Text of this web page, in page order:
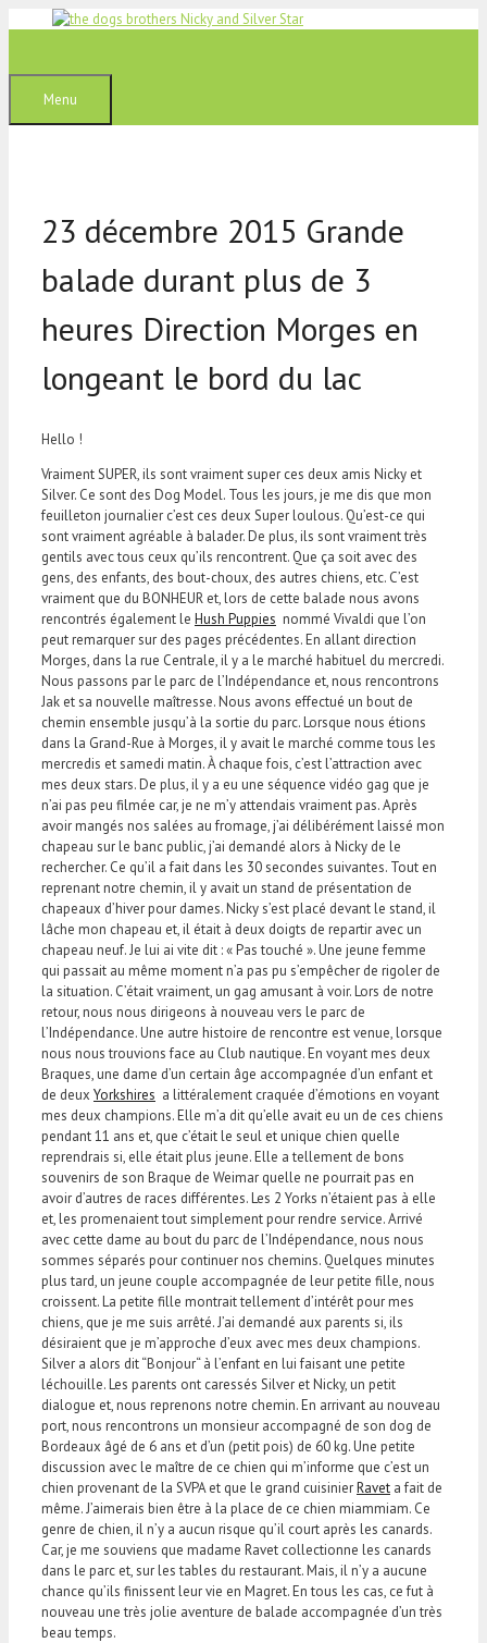
Menu
23 décembre 2015 Grande
balade durant plus de 3
heures Direction Morges en
longeant le bord du lac
Hello !
Vraiment SUPER, ils sont vraiment super ces deux amis Nicky et
Silver. Ce sont des Dog Model. Tous les jours, je me dis que mon
feuilleton journalier c’est ces deux Super loulous. Qu’est-ce qui
sont vraiment agréable à balader. De plus, ils sont vraiment très
gentils avec tous ceux qu’ils rencontrent. Que ça soit avec des
gens, des enfants, des bout-choux, des autres chiens, etc. C’est
vraiment que du BONHEUR et, lors de cette balade nous avons
rencontrés également le Hush Puppies nommé Vivaldi que l’on
peut remarquer sur des pages précédentes. En allant direction
Morges, dans la rue Centrale, il y a le marché habituel du mercredi.
Nous passons par le parc de l’Indépendance et, nous rencontrons
Jak et sa nouvelle maîtresse. Nous avons effectué un bout de
chemin ensemble jusqu’à la sortie du parc. Lorsque nous étions
dans la Grand-Rue à Morges, il y avait le marché comme tous les
mercredis et samedi matin. À chaque fois, c’est l’attraction avec
mes deux stars. De plus, il y a eu une séquence vidéo gag que je
n’ai pas peu filmée car, je ne m’y attendais vraiment pas. Après
avoir mangés nos salées au fromage, j’ai délibérément laissé mon
chapeau sur le banc public, j’ai demandé alors à Nicky de le
rechercher. Ce qu’il a fait dans les 30 secondes suivantes. Tout en
reprenant notre chemin, il y avait un stand de présentation de
chapeaux d’hiver pour dames. Nicky s’est placé devant le stand, il
lâche mon chapeau et, il était à deux doigts de repartir avec un
chapeau neuf. Je lui ai vite dit : « Pas touché ». Une jeune femme
qui passait au même moment n’a pas pu s’empêcher de rigoler de
la situation. C’était vraiment, un gag amusant à voir. Lors de notre
retour, nous nous dirigeons à nouveau vers le parc de
l’Indépendance. Une autre histoire de rencontre est venue, lorsque
nous nous trouvions face au Club nautique. En voyant mes deux
Braques, une dame d’un certain âge accompagnée d’un enfant et
de deux Yorkshires a littéralement craquée d’émotions en voyant
mes deux champions. Elle m’a dit qu’elle avait eu un de ces chiens
pendant 11 ans et, que c’était le seul et unique chien quelle
reprendrais si, elle était plus jeune. Elle a tellement de bons
souvenirs de son Braque de Weimar quelle ne pourrait pas en
avoir d’autres de races différentes. Les 2 Yorks n’étaient pas à elle
et, les promenaient tout simplement pour rendre service. Arrivé
avec cette dame au bout du parc de l’Indépendance, nous nous
sommes séparés pour continuer nos chemins. Quelques minutes
plus tard, un jeune couple accompagnée de leur petite fille, nous
croissent. La petite fille montrait tellement d’intérêt pour mes
chiens, que je me suis arrêté. J’ai demandé aux parents si, ils
désiraient que je m’approche d’eux avec mes deux champions.
Silver a alors dit “Bonjour“ à l’enfant en lui faisant une petite
léchouille. Les parents ont caressés Silver et Nicky, un petit
dialogue et, nous reprenons notre chemin. En arrivant au nouveau
port, nous rencontrons un monsieur accompagné de son dog de
Bordeaux âgé de 6 ans et d’un (petit pois) de 60 kg. Une petite
discussion avec le maître de ce chien qui m’informe que c’est un
chien provenant de la SVPA et que le grand cuisinierRavet a fait de
même. J’aimerais bien être à la place de ce chien miammiam. Ce
genre de chien, il n’y a aucun risque qu’il court après les canards.
Car, je me souviens que madame Ravet collectionne les canards
dans le parc et, sur les tables du restaurant. Mais, il n’y a aucune
chance qu’ils finissent leur vie en Magret. En tous les cas, ce fut à
nouveau une très jolie aventure de balade accompagnée d’un très
beau temps.